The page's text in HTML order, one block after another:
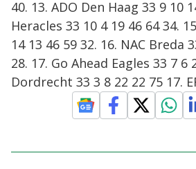
40. 13. ADO Den Haag 33 9 10
Heracles 33 10 4 19 46 64 34.
14 13 46 59 32. 16. NAC Breda
28. 17. Go Ahead Eagles 33 7 6
Dordrecht 33 3 8 22 22 75 17.